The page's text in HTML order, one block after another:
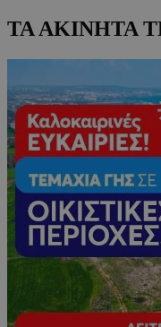
ΤΑ ΑΚΙΝΗΤΑ